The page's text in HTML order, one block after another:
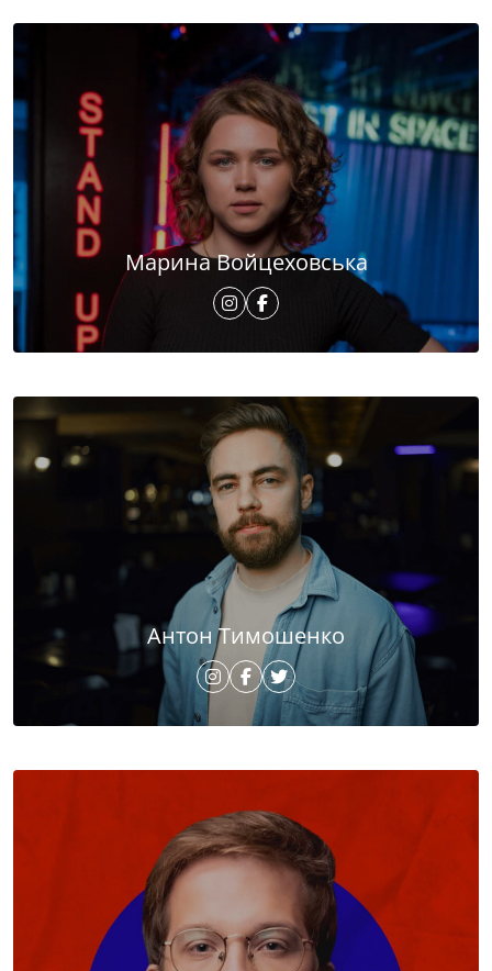
Марина Войцеховська
Антон Тимошенко